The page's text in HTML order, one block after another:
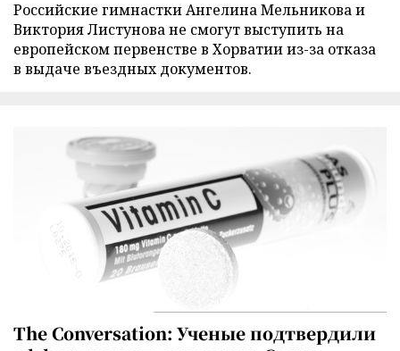
Российские гимнастки Ангелина Мельникова и
Виктория Листунова не смогут выступить на
европейском первенстве в Хорватии из-за отказа
в выдаче въездных документов.
The Conversation: Ученые подтвердили